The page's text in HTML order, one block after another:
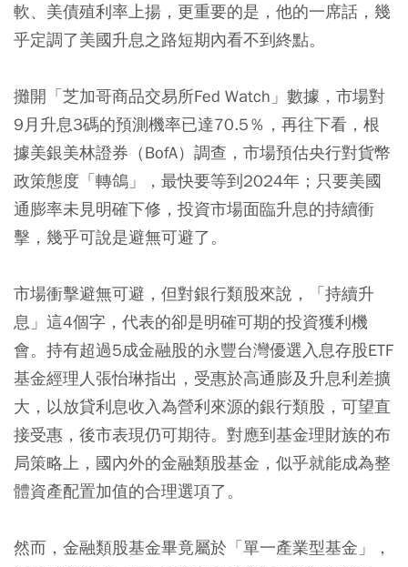
軟、美債殖利率上揚，更重要的是，他的一席話，幾
乎定調了美國升息之路短期內看不到終點。
攤開「芝加哥商品交易所Fed Watch」數據，市場對
9月升息3碼的預測機率已達70.5％，再往下看，根
據美銀美林證券（BofA）調查，市場預估央行對貨幣
政策態度「轉鴿」，最快要等到2024年；只要美國
通膨率未見明確下修，投資市場面臨升息的持續衝
擊，幾乎可說是避無可避了。
市場衝擊避無可避，但對銀行類股來說，「持續升
息」這4個字，代表的卻是明確可期的投資獲利機
會。持有超過5成金融股的永豐台灣優選入息存股ETF
基金經理人張怡琳指出，受惠於高通膨及升息利差擴
大，以放貸利息收入為營利來源的銀行類股，可望直
接受惠，後市表現仍可期待。對應到基金理財族的布
局策略上，國內外的金融類股基金，似乎就能成為整
體資產配置加值的合理選項了。
然而，金融類股基金畢竟屬於「單一產業型基金」，